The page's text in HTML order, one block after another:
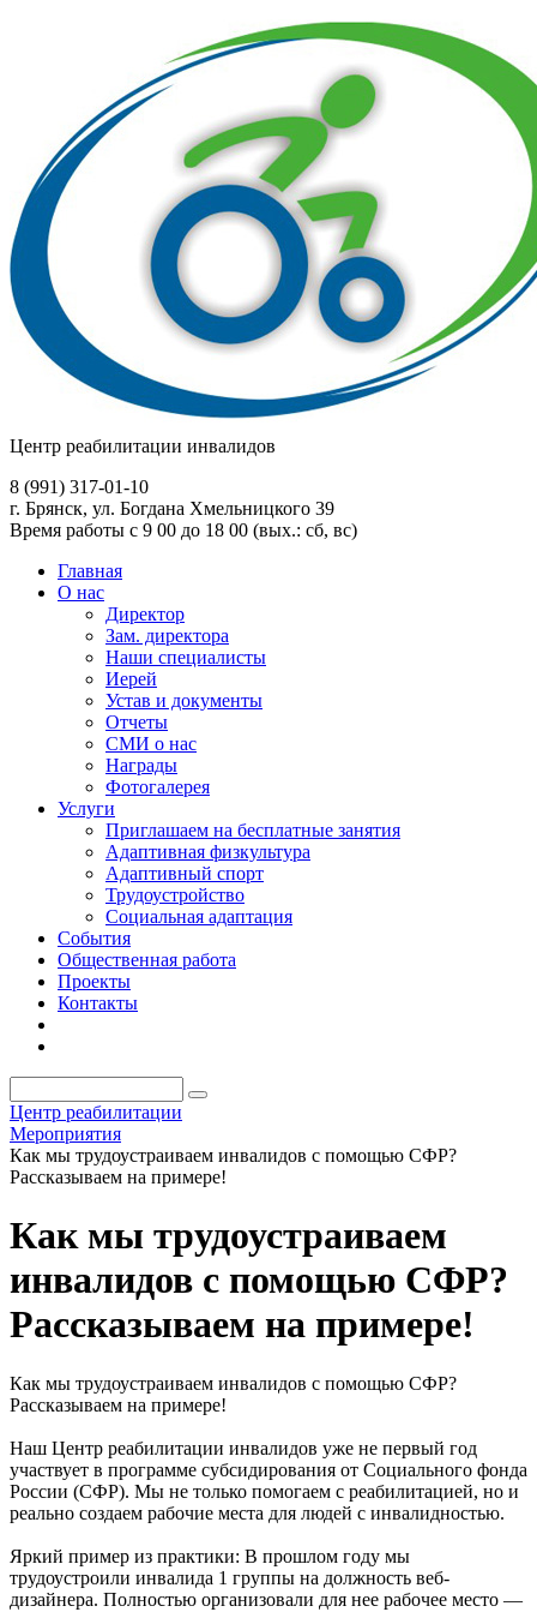
Центр реабилитации инвалидов
8 (991) 317-01-10
г. Брянск, ул. Богдана Хмельницкого 39
Время работы с 9 00 до 18 00 (вых.: сб, вс)
Главная
О нас
Директор
Зам. директора
Наши специалисты
Иерей
Устав и документы
Отчеты
СМИ о нас
Награды
Фотогалерея
Услуги
Приглашаем на бесплатные занятия
Адаптивная физкультура
Адаптивный спорт
Трудоустройство
Социальная адаптация
События
Общественная работа
Проекты
Контакты
Центр реабилитации
Мероприятия
Как мы трудоустраиваем инвалидов с помощью СФР?
Рассказываем на примере!
Как мы трудоустраиваем
инвалидов с помощью СФР?
Рассказываем на примере!
Как мы трудоустраиваем инвалидов с помощью СФР?
Рассказываем на примере!
Наш Центр реабилитации инвалидов уже не первый год
участвует в программе субсидирования от Социального фонда
России (СФР). Мы не только помогаем с реабилитацией, но и
реально создаем рабочие места для людей с инвалидностью.
Яркий пример из практики: В прошлом году мы
трудоустроили инвалида 1 группы на должность веб-
дизайнера. Полностью организовали для нее рабочее место —